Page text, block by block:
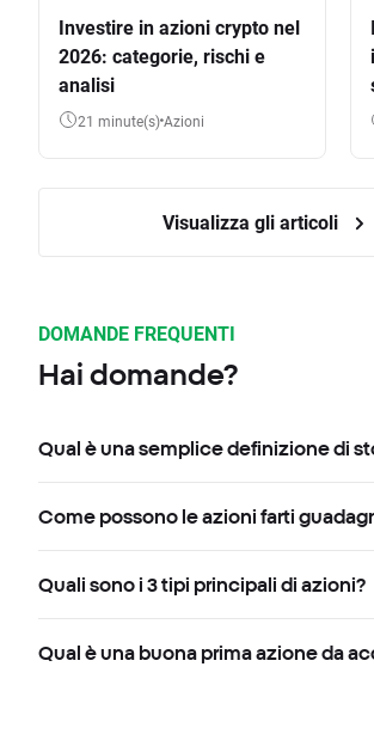
Investire in azioni crypto nel
2026: categorie, rischi e
analisi
21 minute(s) Azioni
Visualizza gli articoli
DOMANDE FREQUENTI
Hai domande?
Qual è una semplice definizione di
Come possono le azioni farti
Quali sono i 3 tipi principali di azioni?
Qual è una buona prima azione da